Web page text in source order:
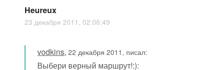
Heureux
23 декабря 2011, 02:06:49
vodkins,22 декабря 2011, писал:
Выбери верный маршрут!:):